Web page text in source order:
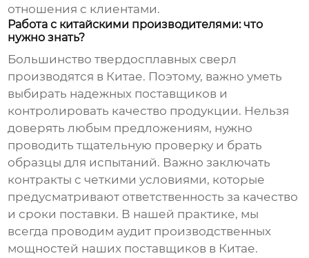
отношения с клиентами.
Работа с китайскими производителями: что
нужно знать?
Большинствотвердосплавных сверл
производятся в Китае. Поэтому, важно уметь
выбирать надежных поставщиков и
контролировать качество продукции. Нельзя
доверять любым предложениям, нужно
проводить тщательную проверку и брать
образцы для испытаний. Важно заключать
контракты с четкими условиями, которые
предусматривают ответственность за качество
и сроки поставки. В нашей практике, мы
всегда проводим аудит производственных
мощностей наших поставщиков в Китае.